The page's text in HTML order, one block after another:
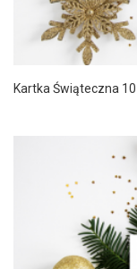
Kartka Świąteczna 10